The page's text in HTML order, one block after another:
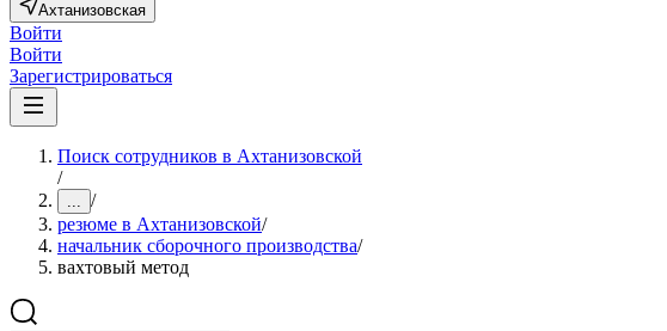
Ахтанизовская
Войти
Войти
Зарегистрироваться
Поиск сотрудников в Ахтанизовской
/
... /
резюме в Ахтанизовской/
начальник сборочного производства/
вахтовый метод